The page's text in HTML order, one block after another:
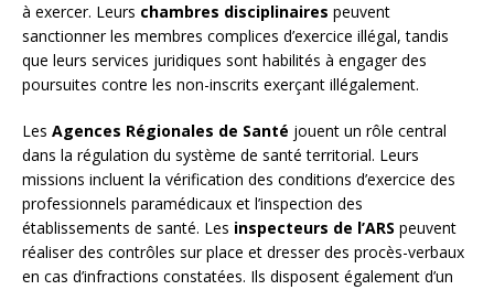
à exercer. Leurs chambres disciplinaires peuvent
sanctionner les membres complices d’exercice illégal, tandis
que leurs services juridiques sont habilités à engager des
poursuites contre les non-inscrits exerçant illégalement.
Les Agences Régionales de Santé jouent un rôle central
dans la régulation du système de santé territorial. Leurs
missions incluent la vérification des conditions d’exercice des
professionnels paramédicaux et l’inspection des
établissements de santé. Les inspecteurs de l’ARS peuvent
réaliser des contrôles sur place et dresser des procès-verbaux
en cas d’infractions constatées. Ils disposent également d’un